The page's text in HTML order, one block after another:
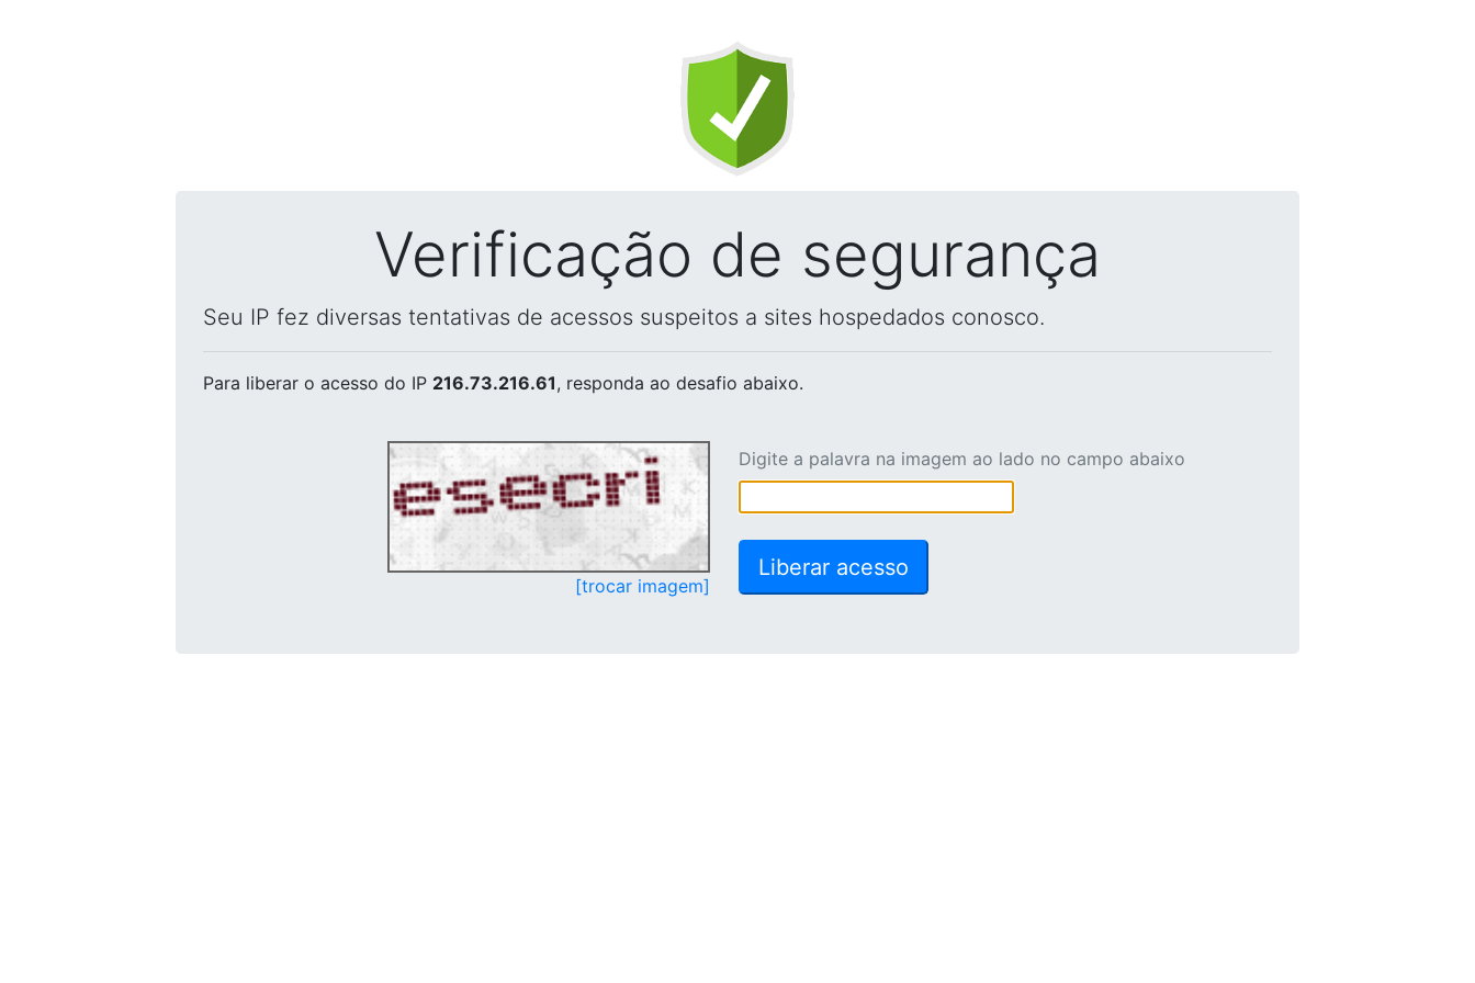
Verificação de segurança
Seu IP fez diversas tentativas de acessos suspeitos a sites hospedados conosco.
Para liberar o acesso do IP 216.73.216.61, responda ao desafio abaixo.
[trocar imagem]
Digite a palavra na imagem ao lado no campo abaixo